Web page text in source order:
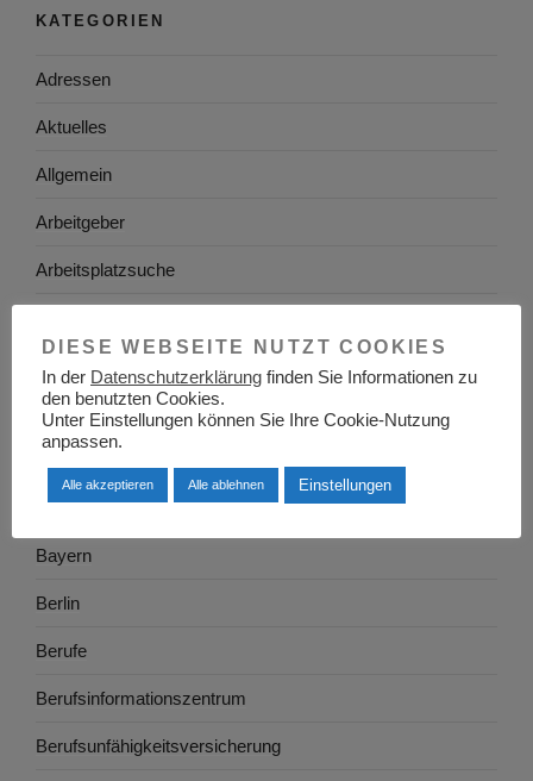
KATEGORIEN
Adressen
Aktuelles
Allgemein
Arbeitgeber
Arbeitsplatzsuche
Arbeitszeugnis
Baden-Württemberg
Bayern
Berlin
Berufe
Berufsinformationszentrum
Berufsunfähigkeitsversicherung
DIESE WEBSEITE NUTZT COOKIES
In der Datenschutzerklärung finden Sie Informationen zu
den benutzten Cookies.
Unter Einstellungen können Sie Ihre Cookie-Nutzung
anpassen.
Alle akzeptieren Alle ablehnen Einstellungen